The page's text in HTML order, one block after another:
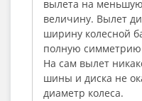
вылета на
величину. Вылет
ширину колесной
полную симметрию
На сам вылет
шины и диска не
диаметр колеса.